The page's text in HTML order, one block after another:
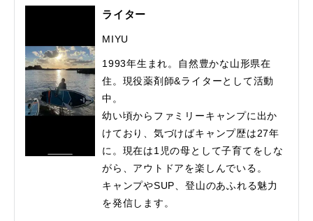
ライター
MIYU
1993年生まれ。自然豊かな山形県在
住。現役薬剤師&ライターとして活動
中。
幼い頃からファミリーキャンプに出か
けており、気づけばキャンプ歴は27年
に。現在は1児の母として子育てをしな
がら、アウトドアを楽しんでいる。
キャンプやSUP、登山のあふれる魅力
を発信します。